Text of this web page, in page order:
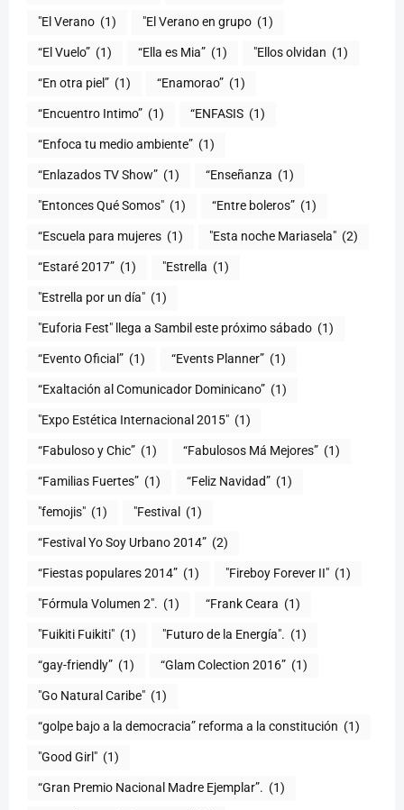
"El Verano (1) "El Verano en grupo (1)
(1) “Ella es Mia” (1) "Ellos olvidan (1)
“En otra piel” (1) “Enamorao” (1)
“Encuentro Intimo” (1) “ENFASIS (1)
“Enfoca tu medio ambiente” (1)
“Enlazados TV Show” (1) “Enseñanza (1)
"Entonces Qué Somos" (1) “Entre boleros” (1)
“Escuela para mujeres (1) "Esta noche Mariasela" (2)
“Estaré 2017” (1) "Estrella (1)
"Estrella por un día" (1)
"Euforia Fest" llega a Sambil este próximo sábado (1)
“Evento Oficial” (1) “Events Planner” (1)
“Exaltación al Comunicador Dominicano” (1)
"Expo Estética Internacional 2015" (1)
“Fabuloso y Chic” (1) “Fabulosos Má Mejores” (1)
“Familias Fuertes” (1) “Feliz Navidad” (1)
"femojis" (1) "Festival (1)
“Festival Yo Soy Urbano 2014” (2)
“Fiestas populares 2014” (1) "Fireboy Forever II" (1)
"Fórmula Volumen 2". (1) “Frank Ceara (1)
"Fuikiti Fuikiti" (1) "Futuro de la Energía". (1)
“gay-friendly” (1) “Glam Colection 2016” (1)
"Go Natural Caribe" (1)
“golpe bajo a la democracia” reforma a la constitución (1)
"Good Girl" (1)
“Gran Premio Nacional Madre Ejemplar”. (1)